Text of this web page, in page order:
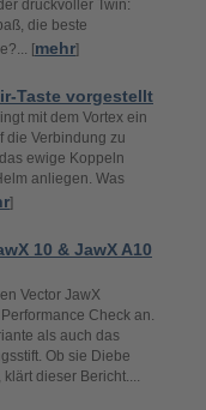
druckvoller Twin:
die beste
[mehr]
Taste vorgestellt
mit dem Vortex ein
die Verbindung zu
ewige Koppeln
anliegen. Was
]
10 & JawX A10
Vector JawX
Check an.
als auch das
Ob sie Diebe
dieser Bericht....